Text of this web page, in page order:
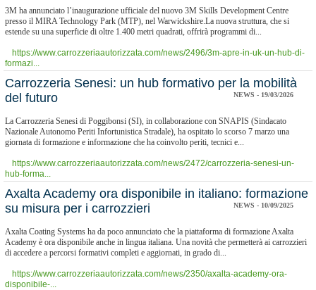
3M ha annunciato l’inaugurazione ufficiale del nuovo 3M Skills Development Centre
presso il MIRA Technology Park (MTP), nel Warwickshire.La nuova struttura, che si
estende su una superficie di oltre 1.400 metri quadrati, offrirà programmi di...
https://www.carrozzeriaautorizzata.com/news/2496/3m-apre-in-uk-un-hub-di-
formazi...
Carrozzeria Senesi: un hub formativo per la mobilità
del futuro
NEWS - 19/03/2026
La Carrozzeria Senesi di Poggibonsi (SI), in collaborazione con SNAPIS (Sindacato
Nazionale Autonomo Periti Infortunistica Stradale), ha ospitato lo scorso 7 marzo una
giornata di formazione e informazione che ha coinvolto periti, tecnici e...
https://www.carrozzeriaautorizzata.com/news/2472/carrozzeria-senesi-un-
hub-forma...
​Axalta Academy ora disponibile in italiano: formazione
su misura per i carrozzieri
NEWS - 10/09/2025
Axalta Coating Systems ha da poco annunciato che la piattaforma di formazione Axalta
Academy è ora disponibile anche in lingua italiana. Una novità che permetterà ai carrozzieri
di accedere a percorsi formativi completi e aggiornati, in grado di...
https://www.carrozzeriaautorizzata.com/news/2350/axalta-academy-ora-
disponibile-...